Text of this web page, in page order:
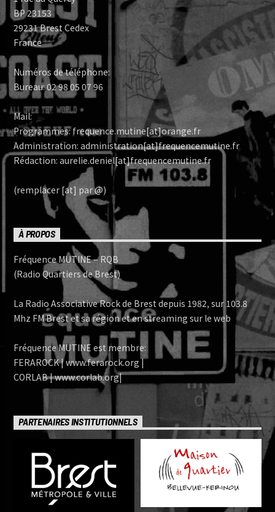
BP 23153
29231 Brest Cedex
France
Numéros de téléphone:
Bureau: 02 98 05 07 96
Mail:
Programmes: frequence.mutine[at]orange.fr
Administration: administration[at]frequencemutine.fr
Rédaction: aurelie.deniel[at]frequencemutine.fr
(remplacer [at] par @)
À PROPOS
Fréquence MUTINE – RQB
(Radio Quartiers de Brest)
La Radio Associative Rock de Brest depuis 1982, sur 103.8
Mhz FM Brest et sa région et en streaming sur le web
Fréquence MUTINE est membre:
FERAROCK | www.ferarock.org |
CORLAB | www.corlab.org|
PARTENAIRES INSTITUTIONNELS